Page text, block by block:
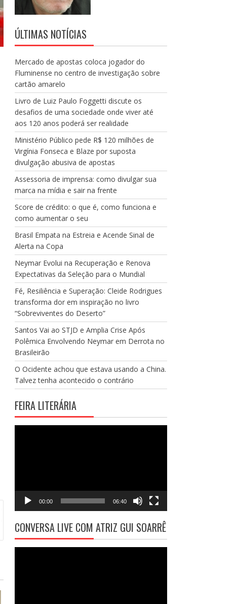
ÚLTIMAS NOTÍCIAS
Mercado de apostas coloca jogador do
Fluminense no centro de investigação sobre
cartão amarelo
Livro de Luiz Paulo Foggetti discute os
desafios de uma sociedade onde viver até
aos 120 anos poderá ser realidade
Ministério Público pede R$ 120 milhões de
Virgínia Fonseca e Blaze por suposta
divulgação abusiva de apostas
Assessoria de imprensa: como divulgar sua
marca na mídia e sair na frente
Score de crédito: o que é, como funciona e
como aumentar o seu
Brasil Empata na Estreia e Acende Sinal de
Alerta na Copa
Neymar Evolui na Recuperação e Renova
Expectativas da Seleção para o Mundial
Fé, Resiliência e Superação: Cleide Rodrigues
transforma dor em inspiração no livro
“Sobreviventes do Deserto”
Santos Vai ao STJD e Amplia Crise Após
Polêmica Envolvendo Neymar em Derrota no
Brasileirão
O Ocidente achou que estava usando a China.
Talvez tenha acontecido o contrário
FEIRA LITERÁRIA
00:00 06:40
CONVERSA LIVE COM ATRIZ GUI SOARRÊ